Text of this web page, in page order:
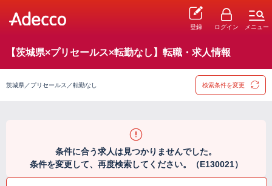
登録 ログイン メニュー
【茨城県×プリセールス×転勤なし】転職・求人情報
茨城県／プリセールス／転勤なし 検索条件を変更
条件に合う求人は見つかりませんでした。
条件を変更して、再度検索してください。（E130021）